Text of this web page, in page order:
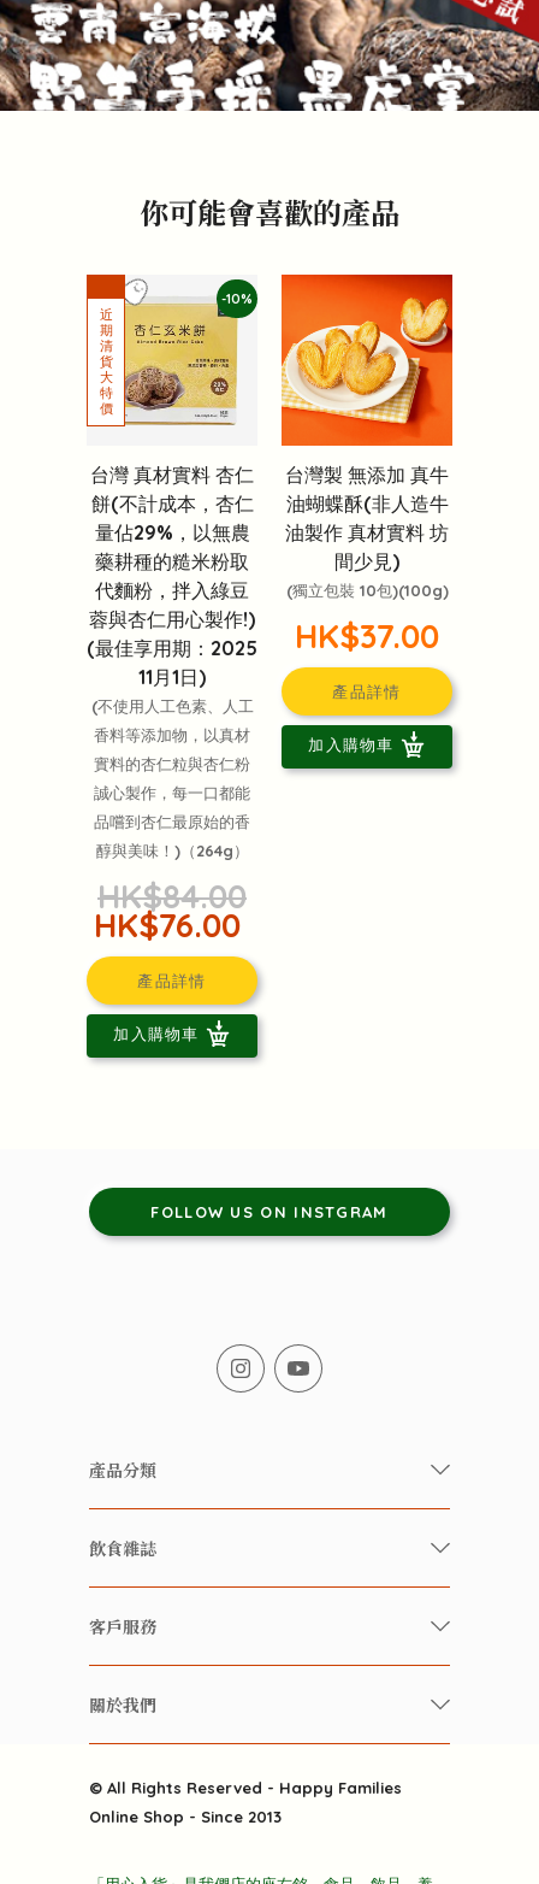
你可能會喜歡的產品
-10%
台灣 真材實料 杏仁
餅(不計成本，杏仁
量佔29%，以無農
藥耕種的糙米粉取
代麵粉，拌入綠豆
蓉與杏仁用心製作!)
(最佳享用期：2025
11月1日)
(不使用人工色素、人工
香料等添加物，以真材
實料的杏仁粒與杏仁粉
誠心製作，每一口都能
品嚐到杏仁最原始的香
醇與美味！)（264g）
HK$84.00
HK$76.00
產品詳情
加入購物車
台灣製 無添加 真牛
油蝴蝶酥(非人造牛
油製作 真材實料 坊
間少見)
(獨立包裝 10包)(100g)
HK$37.00
產品詳情
加入購物車
FOLLOW US ON INSTGRAM
產品分類
有機/無農藥新鮮蔬果
有機 / 無添加飲品
養生保健好東西
酒類
雜貨部
飲食雜誌
快樂家庭 飲食雜誌
雲南搜食記
粒粒皆辛苦
快樂電視台
客戶服務
常見問題
關於我們
送貨
© All Rights Reserved - Happy Families
Online Shop - Since 2013